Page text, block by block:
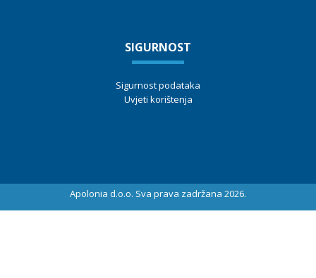
SIGURNOST
Sigurnost podataka
Uvjeti korištenja
Apolonia d.o.o. Sva prava zadržana 2026.